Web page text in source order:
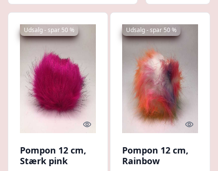
Udsalg - spar 50 %
Quick look
Pompon 12 cm,
Stærk pink
Udsalg - spar 50 %
Quick
Pompon 12 cm,
Rainbow